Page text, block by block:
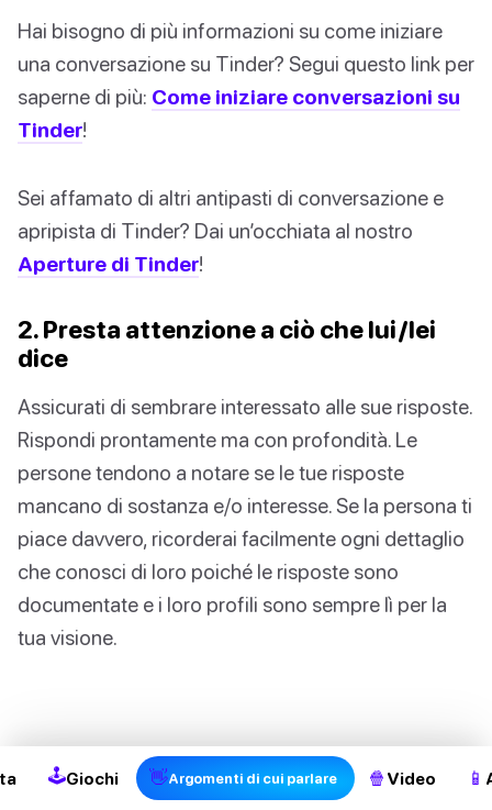
Hai bisogno di più informazioni su come iniziare
una conversazione su Tinder? Segui questo link per
saperne di più: Come iniziare conversazioni su
Tinder!
Sei affamato di altri antipasti di conversazione e
apripista di Tinder? Dai un’occhiata al nostro
Aperture di Tinder!
2. Presta attenzione a ciò che lui/lei
dice
Assicurati di sembrare interessato alle sue risposte.
Rispondi prontamente ma con profondità. Le
persone tendono a notare se le tue risposte
mancano di sostanza e/o interesse. Se la persona ti
piace davvero, ricorderai facilmente ogni dettaglio
che conosci di loro poiché le risposte sono
documentate e i loro profili sono sempre lì per la
tua visione.
🕹Giochi 👋Argomenti di cui parlare 🍿 Video 📱